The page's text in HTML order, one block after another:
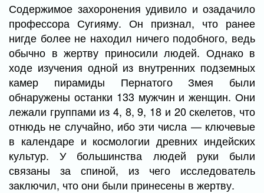
Содержимое захоронения удивило и озадачило
профессора Сугияму. Он признал, что ранее
нигде более не находил ничего подобного, ведь
обычно в жертву приносили людей. Однако в
ходе изучения одной из внутренних подземных
камер пирамиды Пернатого Змея были
обнаружены останки 133 мужчин и женщин. Они
лежали группами из 4, 8, 9, 18 и 20 скелетов, что
отнюдь не случайно, ибо эти числа — ключевые
в календаре и космологии древних индейских
культур. У большинства людей руки были
связаны за спиной, из чего исследователь
заключил, что они были принесены в жертву.